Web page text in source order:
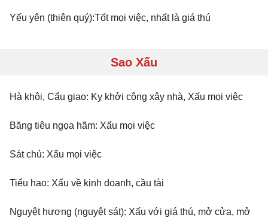
Yếu yên (thiên quý):Tốt mọi việc, nhất là giá thú
Sao Xấu
Hà khôi, Cẩu giao: Kỵ khởi công xây nhà, Xấu mọi việc
Băng tiêu ngọa hãm: Xấu mọi việc
Sát chủ: Xấu mọi việc
Tiểu hao: Xấu về kinh doanh, cầu tài
Nguyệt hương (nguyệt sát): Xấu với giá thú, mở cửa, mở